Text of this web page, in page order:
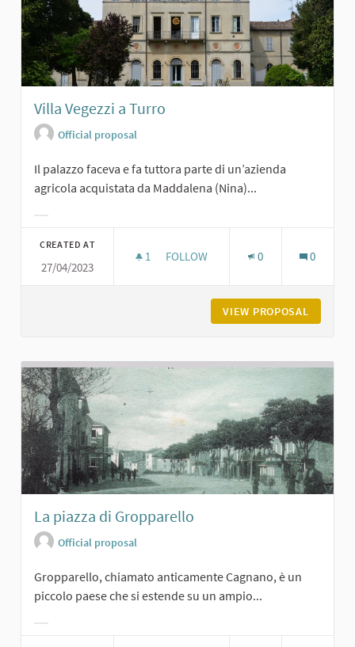
Villa Vegezzi a Turro
Official proposal
Il palazzo faceva e fa tuttora parte di un’azienda
agricola acquistata da Maddalena (Nina)...
CREATED AT
27/04/2023
1 1 FOLLOWER
FOLLOW 0 0
VIEW PROPOSAL
La piazza di Gropparello
Official proposal
Gropparello, chiamato anticamente Cagnano, è un
piccolo paese che si estende su un ampio...